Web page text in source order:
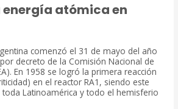
energía atómica en
comenzó el 31 de mayo del año
decreto de la Comisión Nacional de
En 1958 se logró la primera reacción
en el reactor RA1, siendo este
Latinoamérica y todo el hemisferio